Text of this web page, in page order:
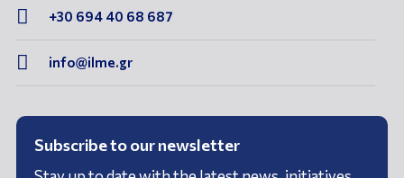
 +30 694 40 68 687
 info@ilme.gr
Subscribe to our newsletter